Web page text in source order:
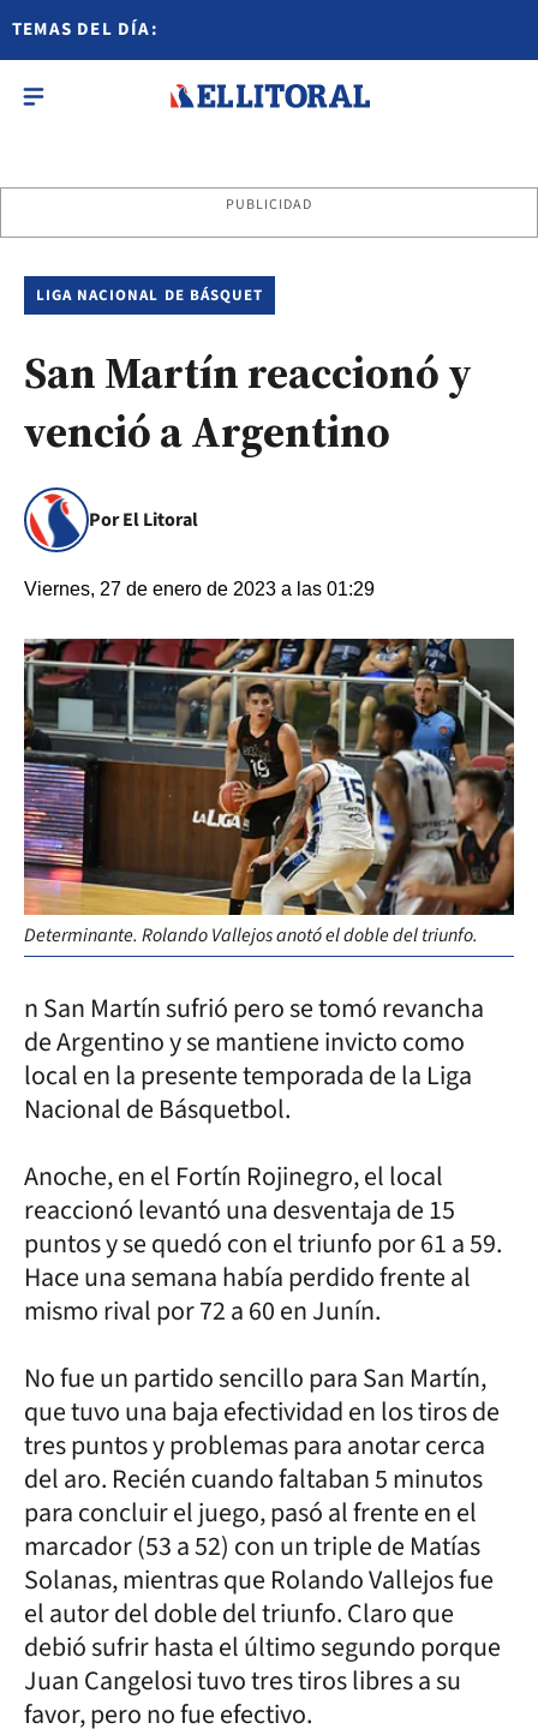
TEMAS DEL DÍA:
PUBLICIDAD
LIGA NACIONAL DE BÁSQUET
San Martín reaccionó y
venció a Argentino
Por El Litoral
Viernes, 27 de enero de 2023 a las 01:29
Determinante. Rolando Vallejos anotó el doble del triunfo.
n San Martín sufrió pero se tomó revancha
de Argentino y se mantiene invicto como
local en la presente temporada de la Liga
Nacional de Básquetbol.
Anoche, en el Fortín Rojinegro, el local
reaccionó levantó una desventaja de 15
puntos y se quedó con el triunfo por 61 a 59.
Hace una semana había perdido frente al
mismo rival por 72 a 60 en Junín.
No fue un partido sencillo para San Martín,
que tuvo una baja efectividad en los tiros de
tres puntos y problemas para anotar cerca
del aro. Recién cuando faltaban 5 minutos
para concluir el juego, pasó al frente en el
marcador (53 a 52) con un triple de Matías
Solanas, mientras que Rolando Vallejos fue
el autor del doble del triunfo. Claro que
debió sufrir hasta el último segundo porque
Juan Cangelosi tuvo tres tiros libres a su
favor, pero no fue efectivo.